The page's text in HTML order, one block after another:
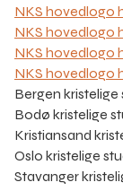
NKS hovedlogo
NKS hovedlogo
NKS hovedlogo
NKS hovedlogo
Bergen
Bodø kristelige
Kristiansand
Oslo kristelige
Stavanger